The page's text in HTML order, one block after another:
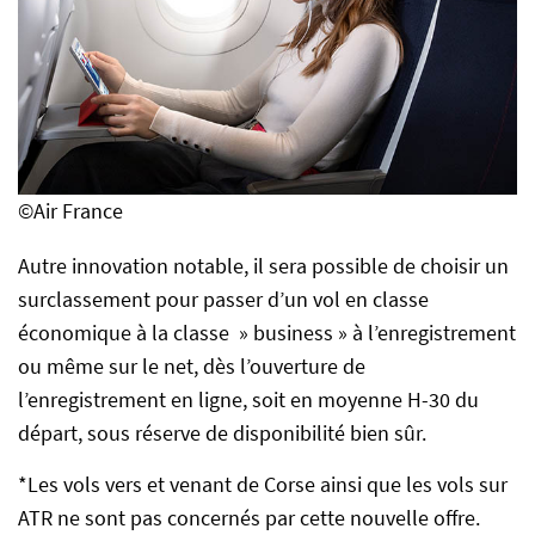
©Air France
Autre innovation notable, il sera possible de choisir un
surclassement pour passer d’un vol en classe
économique à la classe » business » à l’enregistrement
ou même sur le net, dès l’ouverture de
l’enregistrement en ligne, soit en moyenne H-30 du
départ, sous réserve de disponibilité bien sûr.
*Les vols vers et venant de Corse ainsi que les vols sur
ATR ne sont pas concernés par cette nouvelle offre.